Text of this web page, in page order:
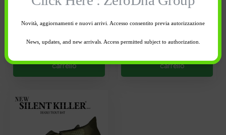
- +
carrello
- +
carrello
Novità, aggiornamenti e nuovi arrivi. Accesso consentito previa autorizzazione
News, updates, and new arrivals. Access permitted subject to authorization.